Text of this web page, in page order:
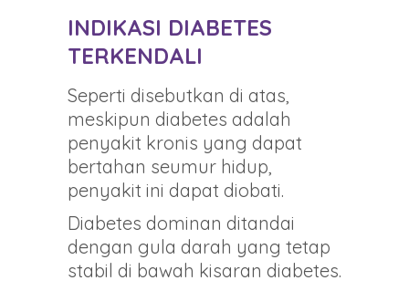
INDIKASI DIABETES
TERKENDALI
Seperti disebutkan di atas,
meskipun diabetes adalah
penyakit kronis yang dapat
bertahan seumur hidup,
penyakit ini dapat diobati.
Diabetes dominan ditandai
dengan gula darah yang tetap
stabil di bawah kisaran diabetes.